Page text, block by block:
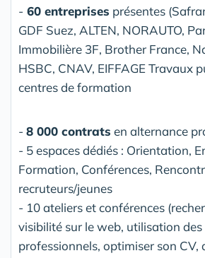
- 60 entreprises présentes
GDF Suez, ALTEN, NORAUTO,
Immobilière 3F, Brother France,
HSBC, CNAV, EIFFAGE Travaux
centres de formation
- 8 000 contrats en alternance
- 5 espaces dédiés : Orientation,
Formation, Conférences,
recruteurs/jeunes
- 10 ateliers et conférences
visibilité sur le web, utilisation
professionnels, optimiser son CV,